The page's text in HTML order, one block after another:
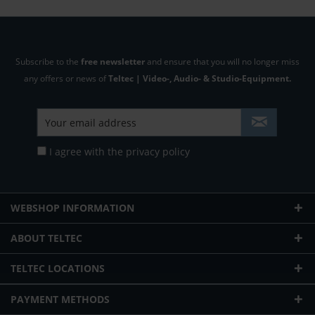
Subscribe to the free newsletter and ensure that you will no longer miss
any offers or news ofTeltec | Video-, Audio- & Studio-Equipment.
I agree with the privacy policy
WEBSHOP INFORMATION
ABOUT TELTEC
TELTEC LOCATIONS
PAYMENT METHODS